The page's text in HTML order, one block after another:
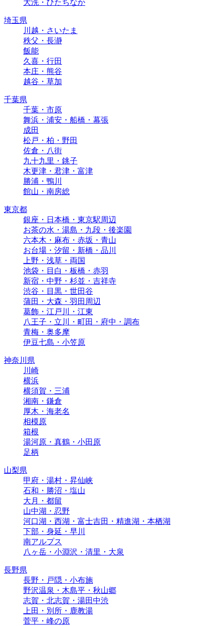
大洗・ひたちなか
埼玉県
川越・さいたま
秩父・長瀞
飯能
久喜・行田
本庄・熊谷
越谷・草加
千葉県
千葉・市原
舞浜・浦安・船橋・幕張
成田
松戸・柏・野田
佐倉・八街
九十九里・銚子
木更津・君津・富津
勝浦・鴨川
館山・南房総
東京都
銀座・日本橋・東京駅周辺
お茶の水・湯島・九段・後楽園
六本木・麻布・赤坂・青山
お台場・汐留・新橋・品川
上野・浅草・両国
池袋・目白・板橋・赤羽
新宿・中野・杉並・吉祥寺
渋谷・目黒・世田谷
蒲田・大森・羽田周辺
葛飾・江戸川・江東
八王子・立川・町田・府中・調布
青梅・奥多摩
伊豆七島・小笠原
神奈川県
川崎
横浜
横須賀・三浦
湘南・鎌倉
厚木・海老名
相模原
箱根
湯河原・真鶴・小田原
足柄
山梨県
甲府・湯村・昇仙峡
石和・勝沼・塩山
大月・都留
山中湖・忍野
河口湖・西湖・富士吉田・精進湖・本栖湖
下部・身延・早川
南アルプス
八ヶ岳・小淵沢・清里・大泉
長野県
長野・戸隠・小布施
野沢温泉・木島平・秋山郷
志賀・北志賀・湯田中渋
上田・別所・鹿教湯
菅平・峰の原